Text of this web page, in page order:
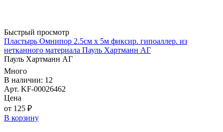
Быстрый просмотр
Пластырь Омнипор 2.5см х 5м фиксир. гипоаллер. из
нетканного материала Пауль Хартманн AГ
Пауль Хартманн AГ
Много
В наличии: 12
Арт. KF-00026462
Цена
от 125 ₽
В корзину